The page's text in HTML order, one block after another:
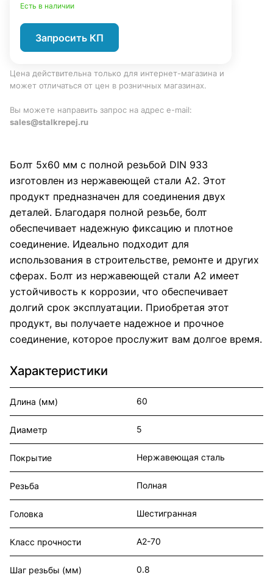
Есть в наличии
Запросить КП
Цена действительна только для интернет-магазина и
может отличаться от цен в розничных магазинах.
Вы можете направить запрос на адрес e-mail:
sales@stalkrepej.ru
Болт 5x60 мм с полной резьбой DIN 933
изготовлен из нержавеющей стали А2. Этот
продукт предназначен для соединения двух
деталей. Благодаря полной резьбе, болт
обеспечивает надежную фиксацию и плотное
соединение. Идеально подходит для
использования в строительстве, ремонте и других
сферах. Болт из нержавеющей стали А2 имеет
устойчивость к коррозии, что обеспечивает
долгий срок эксплуатации. Приобретая этот
продукт, вы получаете надежное и прочное
соединение, которое прослужит вам долгое время.
Характеристики
Длина (мм) 60
Диаметр 5
Покрытие Нержавеющая сталь
Резьба Полная
Головка Шестигранная
Класс прочности А2-70
Шаг резьбы (мм) 0.8